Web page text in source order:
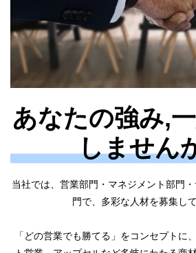
あなたの強み,
しません
当社では、営業部門・マネジメント部門
門で、多彩な人材を募集して
「どの営業でも勝てる」をコンセプトに